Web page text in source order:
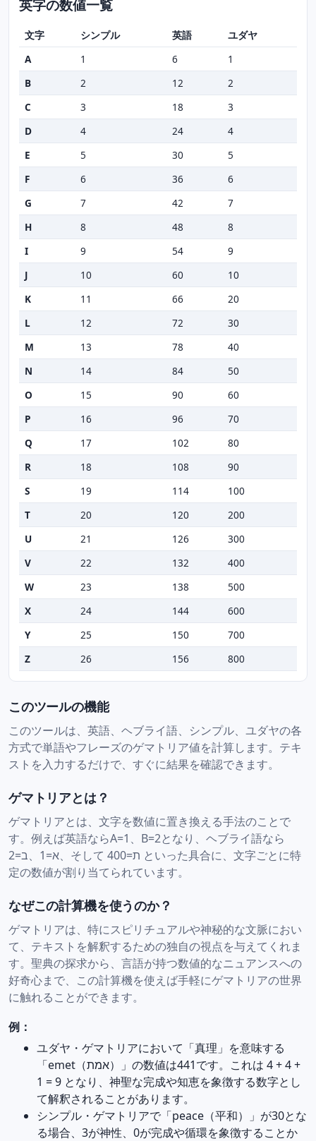
英字の数値一覧
文字 シンプル 英語
ユダヤ
A
1 6
1
B
2 12
2
C
3 18
3
D
4 24
4
E
5 30
5
F
6 36
6
G
7 42
7
H
8 48
8
I
9 54
9
J
10 60
10
K
11 66
20
L
12 72
30
M
13 78
40
N
14 84
50
O
15 90
60
P
16 96
70
Q
17 102
80
R
18 108
90
S
19 114
100
T
20 120
200
U
21 126
300
V
22 132
400
W
23 138
500
X
24 144
600
Y
25 150
700
Z
26 156 800
このツールの機能
このツールは、英語、ヘブライ語、シンプル、ユダヤの各
方式で単語やフレーズのゲマトリア値を計算します。テキ
ストを入力するだけで、すぐに結果を確認できます。
ゲマトリアとは？
ゲマトリアとは、文字を数値に置き換える手法のことで
す。例えば英語ならA=1、B=2となり、ヘブライ語なら
א=1、ב=2、そして ת=400 といった具合に、文字ごとに特
定の数値が割り当てられています。
なぜこの計算機を使うのか？
ゲマトリアは、特にスピリチュアルや神秘的な文脈におい
て、テキストを解釈するための独自の視点を与えてくれま
す。聖典の探求から、言語が持つ数値的なニュアンスへの
好奇心まで、この計算機を使えば手軽にゲマトリアの世界
に触れることができます。
例：
ユダヤ・ゲマトリアにおいて「真理」を意味する
「emet（אמת）」の数値は441です。これは 4 + 4 +
1 = 9 となり、神聖な完成や知恵を象徴する数字とし
て解釈されることがあります。
シンプル・ゲマトリアで「peace（平和）」が30とな
る場合、3が神性、0が完成や循環を象徴することか